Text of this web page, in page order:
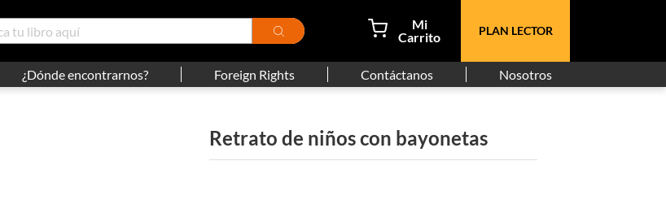
PLAN LECTOR
¿Dónde encontrarnos? Foreign Rights Contáctanos Nosotros
Retrato de niños con bayonetas